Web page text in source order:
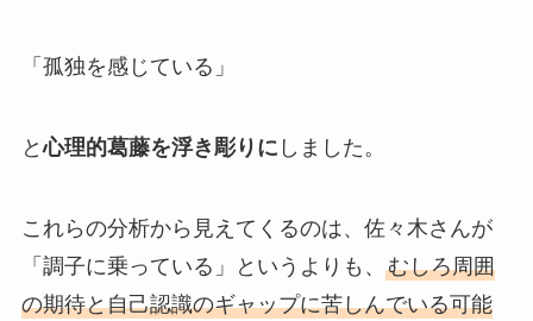
「孤独を感じている」
と心理的葛藤を浮き彫りに しました。
これらの分析から見えてくるのは、佐々木さんが
「調子に乗っている」というよりも、 むしろ周囲
の期待と自己認識のギャップに苦しんでいる可能